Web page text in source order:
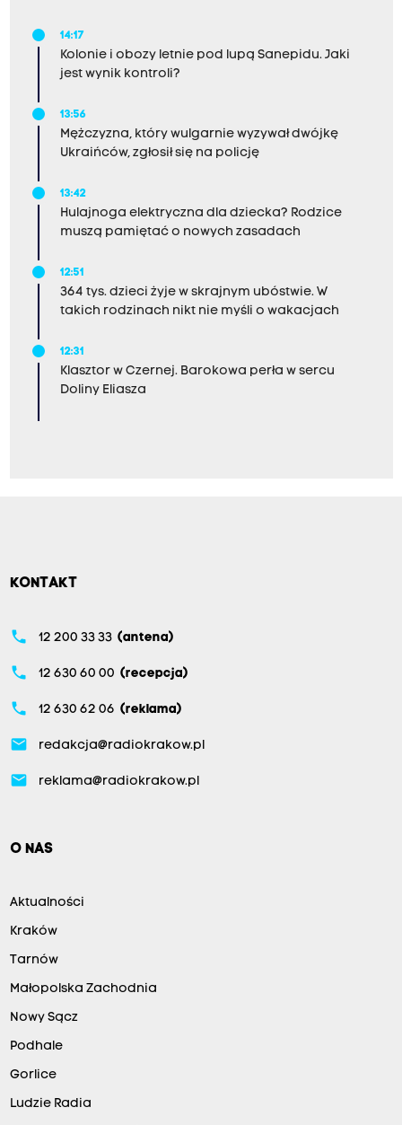
14:17
Kolonie i obozy letnie pod lupą Sanepidu. Jaki
jest wynik kontroli?
13:56
Mężczyzna, który wulgarnie wyzywał dwójkę
Ukraińców, zgłosił się na policję
13:42
Hulajnoga elektryczna dla dziecka? Rodzice
muszą pamiętać o nowych zasadach
12:51
364 tys. dzieci żyje w skrajnym ubóstwie. W
takich rodzinach nikt nie myśli o wakacjach
12:31
Klasztor w Czernej. Barokowa perła w sercu
Doliny Eliasza
KONTAKT
phone 12 200 33 33 (antena)
phone 12 630 60 00 (recepcja)
phone 12 630 62 06 (reklama)
email redakcja@radiokrakow.pl
email reklama@radiokrakow.pl
O NAS
Aktualności
Kraków
Tarnów
Małopolska Zachodnia
Nowy Sącz
Podhale
Gorlice
Ludzie Radia